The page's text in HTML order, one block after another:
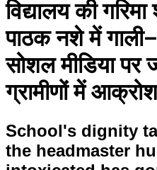
विद्यालय की
पाठक नशे में
सोशल मीडिया पर
ग्रामीणों में
School's dignity
the headmaster